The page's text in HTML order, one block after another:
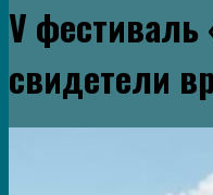
V
свидетели